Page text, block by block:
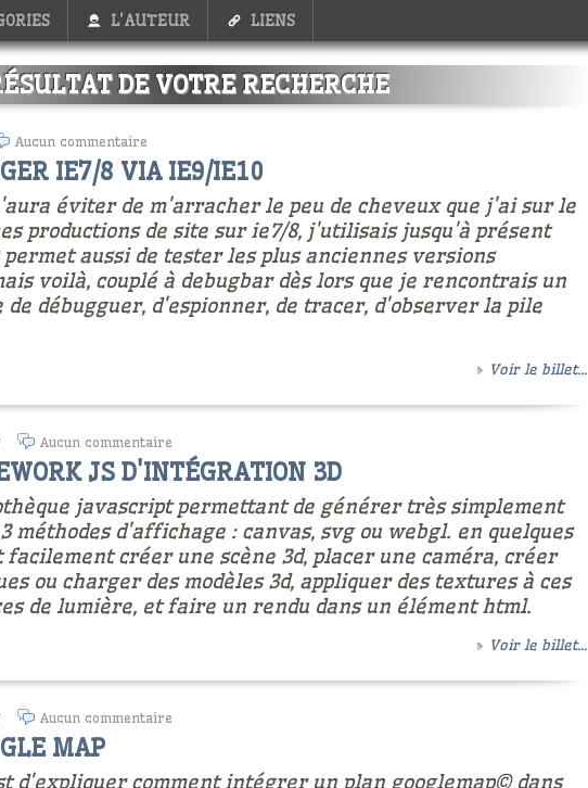
L'AUTEUR LIENS
DE VOTRE RECHERCHE
Aucun commentaire
IE7/8 VIA IE9/IE10
éviter de m'arracher le peu de cheveux que j'ai sur le
productions de site sur ie7/8, j'utilisais jusqu'à présent
aussi de tester les plus anciennes versions
voilà, couplé à debugbar dès lors que je rencontrais un
de débugguer, d'espionner, de tracer, d'observer la pile
Voir le billet...
Aucun commentaire
JS D'INTÉGRATION 3D
javascript permettant de générer très simplement
méthodes d'affichage : canvas, svg ou webgl. en quelques
facilement créer une scène 3d, placer une caméra, créer
ou charger des modèles 3d, appliquer des textures à ces
de lumière, et faire un rendu dans un élément html.
Voir le billet...
Aucun commentaire
MAP
d'expliquer comment intégrer un plan googlemap© dans